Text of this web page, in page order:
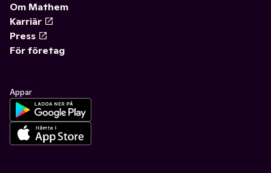
Om Mathem
Karriär
Press
För företag
Appar